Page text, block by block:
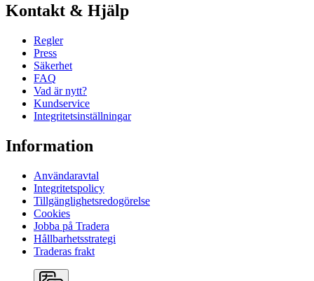
Kontakt & Hjälp
Regler
Press
Säkerhet
FAQ
Vad är nytt?
Kundservice
Integritetsinställningar
Information
Användaravtal
Integritetspolicy
Tillgänglighetsredogörelse
Cookies
Jobba på Tradera
Hållbarhetsstrategi
Traderas frakt